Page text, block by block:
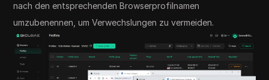
nach den entsprechenden Browserprofilnamen
umzubenennen, um Verwechslungen zu vermeiden.